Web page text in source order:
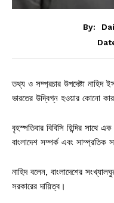
By:
তথ্য ও সম্প্রচার উপদেষ্টা নাহিদ
ভারতের উদ্বিগ্ন হওয়ার কোনো
বৃহস্পতিবার বিবিসি হিন্দির সাথে
বাংলাদেশ সম্পর্ক এবং সাম্প্রতিক
নাহিদ বলেন, বাংলাদেশের
সরকারের দায়িত্ব।